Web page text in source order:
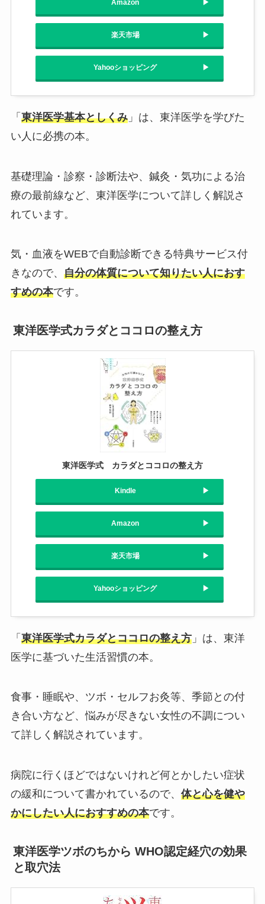
Amazon
楽天市場
Yahooショッピング
「 東洋医学基本としくみ」は、東洋医学を学びた
い人に必携の本。
基礎理論・診察・診断法や、鍼灸・気功による治
療の最前線など、東洋医学について詳しく解説さ
れています。
気・血液をWEBで自動診断できる特典サービス付
きなので、 自分の体質について知りたい人におす
すめの本です。
東洋医学式カラダとココロの整え方
東洋医学式 カラダとココロの整え方
Kindle
Amazon
楽天市場
Yahooショッピング
「 東洋医学式カラダとココロの整え方」は、東洋
医学に基づいた生活習慣の本。
食事・睡眠や、ツボ・セルフお灸等、季節との付
き合い方など、悩みが尽きない女性の不調につい
て詳しく解説されています。
病院に行くほどではないけれど何とかしたい症状
の緩和について書かれているので、 体と心を健や
かにしたい人におすすめの本です。
東洋医学ツボのちから WHO認定経穴の効果
と取穴法